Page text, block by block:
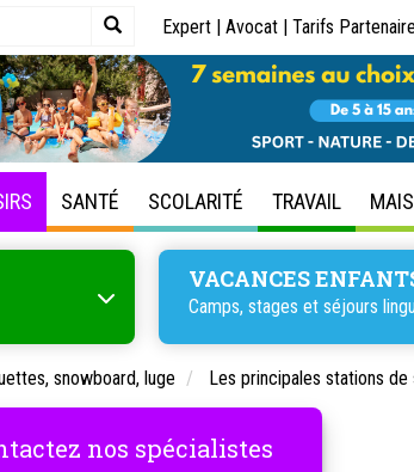
Expert | Avocat | Tarifs
SANTÉ SCOLARITÉ TRAVAIL
VACANCES
Camps, stages et séjours
snowboard, luge Les principales stations
nos spécialistes